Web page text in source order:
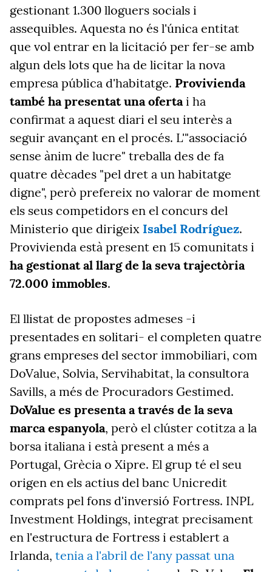
gestionant 1.300 lloguers socials i
assequibles. Aquesta no és l'única entitat
que vol entrar en la licitació per fer-se amb
algun dels lots que ha de licitar la nova
empresa pública d'habitatge. Provivienda
també ha presentat una ofertai ha
confirmat a aquest diari el seu interès a
seguir avançant en el procés. L'"associació
sense ànim de lucre" treballa des de fa
quatre dècades "pel dret a un habitatge
digne", però prefereix no valorar de moment
els seus competidors en el concurs del
Ministerio que dirigeix Isabel Rodríguez.
Provivienda està present en 15 comunitats i
ha gestionat al llarg de la seva trajectòria
72.000 immobles.
El llistat de propostes admeses -i
presentades en solitari- el completen quatre
grans empreses del sector immobiliari, com
DoValue, Solvia, Servihabitat, la consultora
Savills, a més de Procuradors Gestimed.
DoValue es presenta a través de la seva
marca espanyola, però el clúster cotitza a la
borsa italiana i està present a més a
Portugal, Grècia o Xipre. El grup té el seu
origen en els actius del banc Unicredit
comprats pel fons d'inversió Fortress. INPL
Investment Holdings, integrat precisament
en l'estructura de Fortress i establert a
Irlanda, tenia a l'abril de l'any passat una